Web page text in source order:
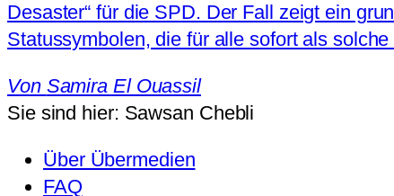
Desaster“ für die SPD. Der Fall zeigt ein
Statussymbolen, die für alle sofort als
Von Samira El Ouassil
Sie sind hier: Sawsan Chebli
Über Übermedien
FAQ